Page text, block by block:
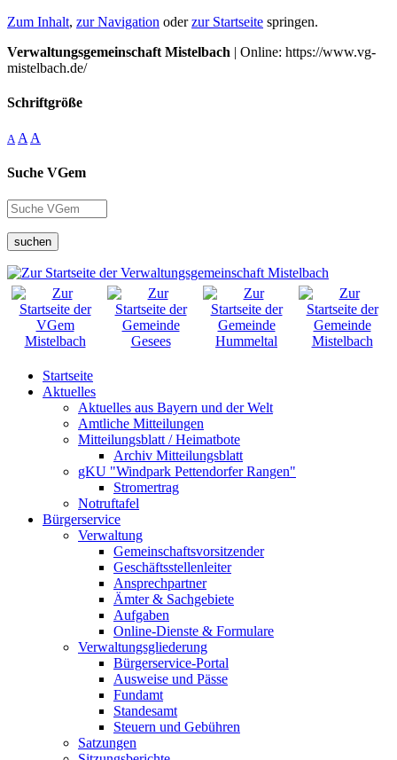
Zum Inhalt, zur Navigation oderzur Startseite springen.
Verwaltungsgemeinschaft Mistelbach | Online: https://www.vg-
mistelbach.de/
Schriftgröße
A A A
Suche VGem
suchen
Startseite
Aktuelles
Aktuelles aus Bayern und der Welt
Amtliche Mitteilungen
Mitteilungsblatt / Heimatbote
Archiv Mitteilungsblatt
gKU "Windpark Pettendorfer Rangen"
Stromertrag
Notruftafel
Bürgerservice
Verwaltung
Gemeinschaftsvorsitzender
Geschäftsstellenleiter
Ansprechpartner
Ämter & Sachgebiete
Aufgaben
Online-Dienste & Formulare
Verwaltungsgliederung
Bürgerservice-Portal
Ausweise und Pässe
Fundamt
Standesamt
Steuern und Gebühren
Satzungen